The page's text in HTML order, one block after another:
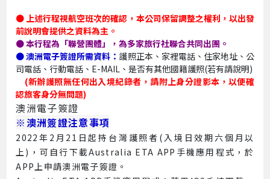
● 上述行程視航空班次的確認，本公司保留調整之權利，以出發
前說明會提供之資料為主。
● 本行程為「聯營團體」，為多家旅行社聯合共同出團。
●澳洲電子簽證所需資料： 護照正本、家裡電話、住家地址、 公
司電話、行動電話、 E-MAIL、是否有其他國籍護照(若有請說明)
(新辦護照無任何出入境紀錄者，請附上身分證影本，以便確
認旅客身分無問題)
澳洲電子簽證
※澳洲簽證注意事項
2022年2月21日起持台灣護照者(入境日效期六個月以
上)，可自行下載Australia ETA APP手機應用程式，於
APP上申請澳洲電子簽證。